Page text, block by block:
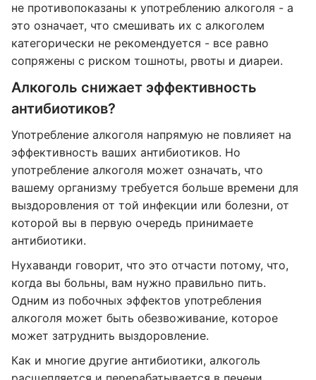
не противопоказаны к употреблению алкоголя - а
это означает, что смешивать их с алкоголем
категорически не рекомендуется - все равно
сопряжены с риском тошноты, рвоты и диареи.
Алкоголь снижает эффективность
антибиотиков?
Употребление алкоголя напрямую не повлияет на
эффективность ваших антибиотиков. Но
употребление алкоголя может означать, что
вашему организму требуется больше времени для
выздоровления от той инфекции или болезни, от
которой вы в первую очередь принимаете
антибиотики.
Нухаванди говорит, что это отчасти потому, что,
когда вы больны, вам нужно правильно пить.
Одним из побочных эффектов употребления
алкоголя может быть обезвоживание, которое
может затруднить выздоровление.
Как и многие другие антибиотики, алкоголь